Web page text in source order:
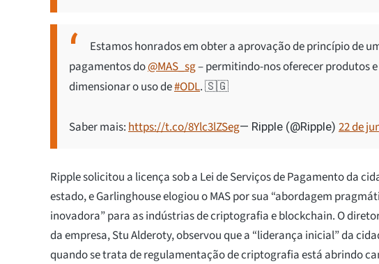
Estamos honrados em obter a aprovação de princípio de
pagamentos do@MAS_sg– permitindo-nos oferecer produtos
dimensionar o uso de#ODL. 🇸🇬
Saber mais: https://t.co/8Ylc3lZSeg— Ripple (@Ripple) 22 de
Ripple solicitou a licença sob a Lei de Serviços de Pagamento da
estado, e Garlinghouse elogiou o MAS por sua “abordagem
inovadora” para as indústrias de criptografia e blockchain. O
da empresa, Stu Alderoty, observou que a “liderança inicial” da
quando se trata de regulamentação de criptografia está abrindo